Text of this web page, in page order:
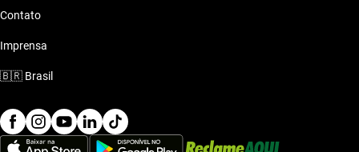
Contato
Imprensa
🇧🇷 Brasil